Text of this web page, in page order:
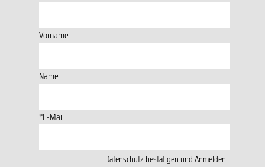
Vorname
Name
*E-Mail
Datenschutz bestätigen und Anmelden